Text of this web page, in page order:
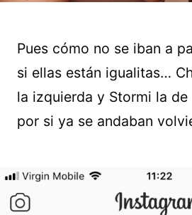
Pues cómo no se iban a
si ellas están igualitas…
la izquierda y Stormi la
por si ya se andaban